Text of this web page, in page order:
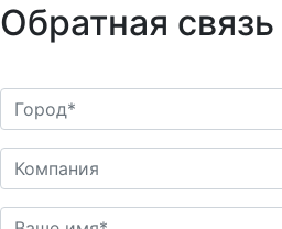
Обратная связь